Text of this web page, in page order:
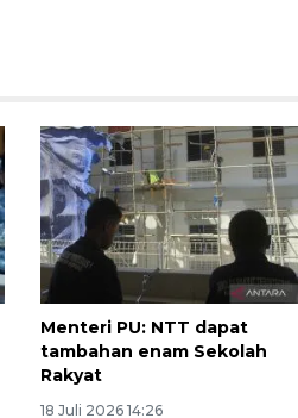
Menteri PU: NTT dapat
tambahan enam Sekolah
Rakyat
18 Juli 2026 14:26